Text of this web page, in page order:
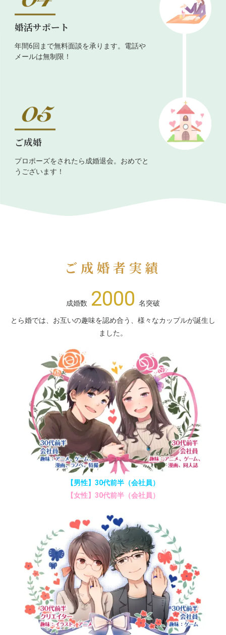
婚活サポート
年間6回まで無料面談を承ります。電話や
メールは無制限！
ご成婚
プロポーズをされたら成婚退会。おめでと
うございます！
ご成婚者実績
成婚数 2000 名突破
とら婚では、お互いの趣味を認め合う、様々なカップルが誕生し
ました。
【男性】30代前半（会社員）
【女性】30代前半（会社員）